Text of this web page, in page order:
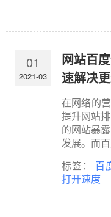
01
2021-03
网站百
速解决
在网络的
提升网站
的网站暴
发展。而
标签： 百
打开速度